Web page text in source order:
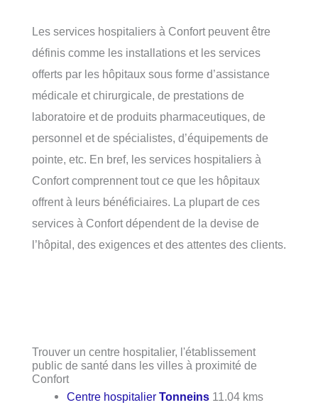
Les services hospitaliers à Confort peuvent être
définis comme les installations et les services
offerts par les hôpitaux sous forme d’assistance
médicale et chirurgicale, de prestations de
laboratoire et de produits pharmaceutiques, de
personnel et de spécialistes, d’équipements de
pointe, etc. En bref, les services hospitaliers à
Confort comprennent tout ce que les hôpitaux
offrent à leurs bénéficiaires. La plupart de ces
services à Confort dépendent de la devise de
l’hôpital, des exigences et des attentes des clients.
Trouver un centre hospitalier, l'établissement
public de santé dans les villes à proximité de
Confort
Centre hospitalierTonneins 11.04 kms